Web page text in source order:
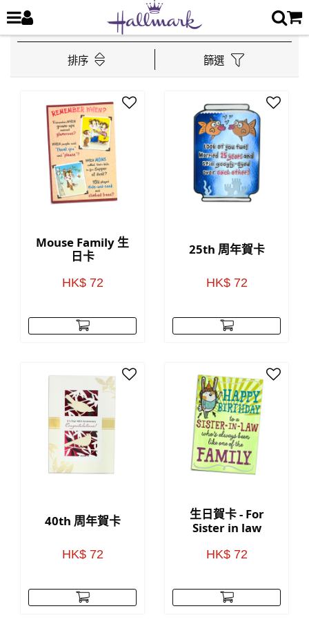
排序 篩選
Mouse Family 生
日卡
HK$ 72
25th 周年賀卡
HK$ 72
40th 周年賀卡
HK$ 72
生日賀卡 - For
Sister in law
HK$ 72